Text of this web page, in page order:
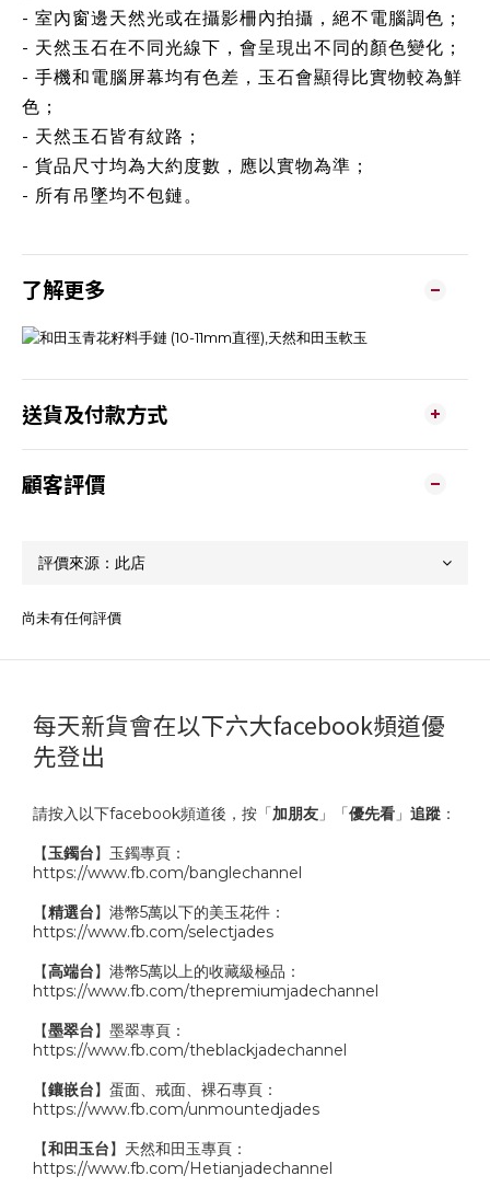
- 室內窗邊天然光或在攝影柵內拍攝，絕不電腦調色；
- 天然玉石在不同光線下，會呈現出不同的顏色變化；
- 手機和電腦屏幕均有色差，玉石會顯得比實物較為鮮
色；
- 天然玉石皆有紋路；
- 貨品尺寸均為大約度數，應以實物為準；
- 所有吊墜均不包鏈。
了解更多
送貨及付款方式
顧客評價
尚未有任何評價
每天新貨會在以下六大facebook頻道優
先登出
請按入以下facebook頻道後，按「加朋友 」「優先看 」 追蹤 ：
【玉鐲台】玉鐲專頁：
https://www.fb.com/banglechannel
【精選台】港幣5萬以下的美玉花件：
https://www.fb.com/selectjades
【高端台】港幣5萬以上的收藏級極品：
https://www.fb.com/thepremiumjadechannel
【墨翠台】墨翠專頁：
https://www.fb.com/theblackjadechannel
【鑲嵌台】蛋面、戒面、裸石專頁：
https://www.fb.com/unmountedjades
【和田玉台】天然和田玉專頁：
https://www.fb.com/Hetianjadechannel